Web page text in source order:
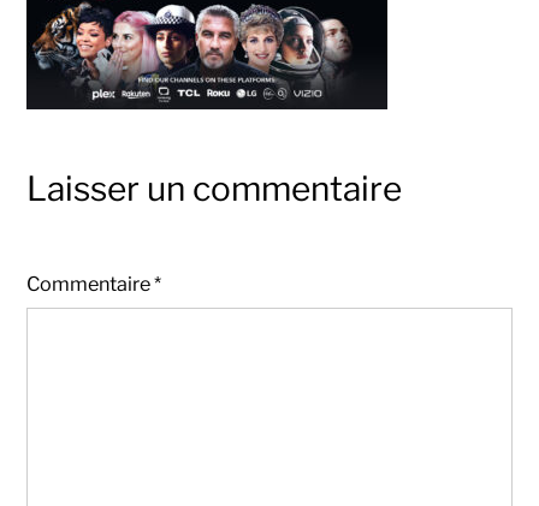
Laisser un commentaire
Commentaire*